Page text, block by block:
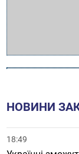
НОВИНИ
18:49